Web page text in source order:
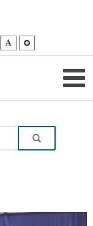
Mniejsza
czcionka
Domyślna
czcionka